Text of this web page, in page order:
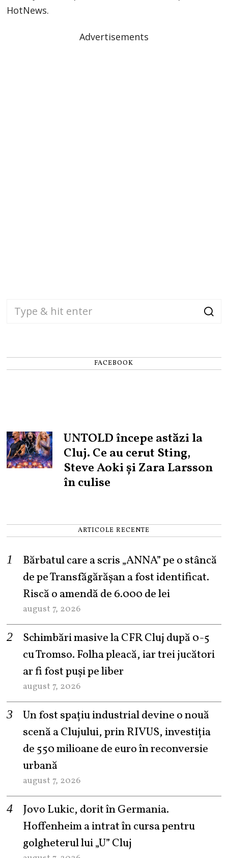
HotNews.
Advertisements
FACEBOOK
UNTOLD începe astăzi la
Cluj. Ce au cerut Sting,
Steve Aoki și Zara Larsson
în culise
ARTICOLE RECENTE
Bărbatul care a scris „ANNA” pe o stâncă
de pe Transfăgărășan a fost identificat.
Riscă o amendă de 6.000 de lei
august 7, 2026
Schimbări masive la CFR Cluj după 0-5
cu Tromso. Folha pleacă, iar trei jucători
ar fi fost puși pe liber
august 7, 2026
Un fost spațiu industrial devine o nouă
scenă a Clujului, prin RIVUS, investiția
de 550 milioane de euro în reconversie
urbană
august 7, 2026
Jovo Lukic, dorit în Germania.
Hoffenheim a intrat în cursa pentru
golgheterul lui „U” Cluj